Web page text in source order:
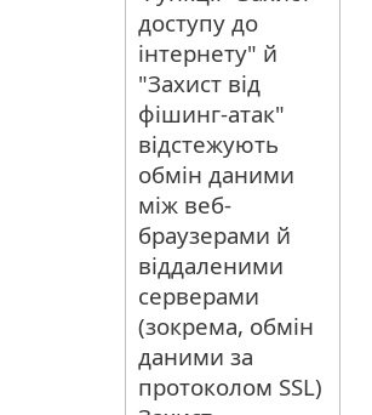
доступу до
інтернету" й
"Захист від
фішинг-атак"
відстежують
обмін даними
між веб-
браузерами й
віддаленими
серверами
(зокрема, обмін
даними за
протоколом SSL)